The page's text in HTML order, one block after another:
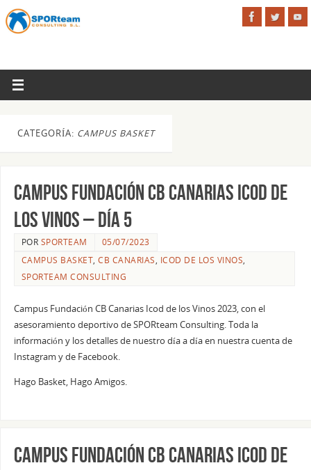
CATEGORÍA: CAMPUS BASKET
Campus Fundación CB Canarias Icod de
los Vinos – Día 5
POR SPORTEAM
05/07/2023
CAMPUS BASKET,CB CANARIAS, ICOD DE LOS VINOS,
SPORTEAM CONSULTING
Campus Fundación CB Canarias Icod de los Vinos 2023, con el
asesoramiento deportivo de SPORteam Consulting. Toda la
información y los detalles de nuestro día a día en nuestra cuenta de
Instagram y de Facebook.
Hago Basket, Hago Amigos.
Campus Fundación CB Canarias Icod de